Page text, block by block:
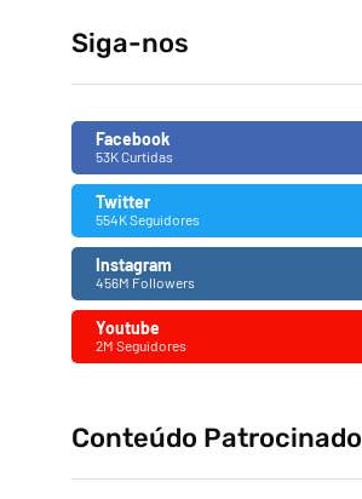
26/11/2019
Siga-nos
Facebook
53K Curtidas
Twitter
554K Seguidores
Instagram
456M Followers
Youtube
2M Seguidores
Conteúdo Patrocinado